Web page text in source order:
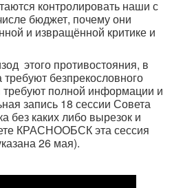
контролировать наши с
бюджет, почему они
и извращённой критике и
этого противостояния, в
безпрекословного
требуют полной информации и
запись 18 сессии Совета
без каких либо вырезок и
КРАСНООБСК эта сессия
26 мая).